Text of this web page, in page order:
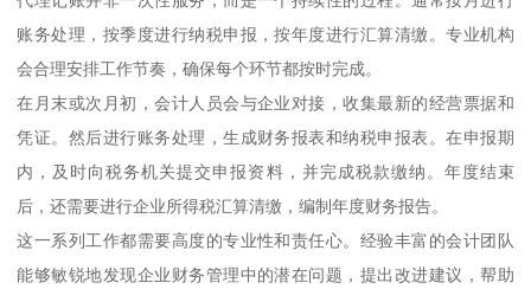
账务处理，按季度进行纳税申报，按年度进行汇算清缴。专业机构
会合理安排工作节奏，确保每个环节都按时完成。
在月末或次月初，会计人员会与企业对接，收集最新的经营票据和
凭证。然后进行账务处理，生成财务报表和纳税申报表。在申报期
内，及时向税务机关提交申报资料，并完成税款缴纳。年度结束
后，还需要进行企业所得税汇算清缴，编制年度财务报告。
这一系列工作都需要高度的专业性和责任心。经验丰富的会计团队
能够敏锐地发现企业财务管理中的潜在问题，提出改进建议，帮助